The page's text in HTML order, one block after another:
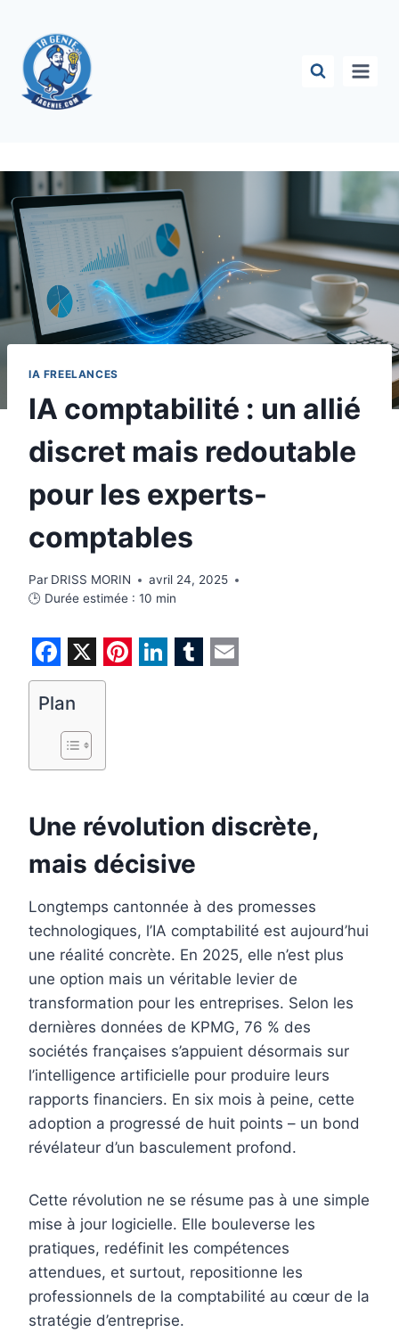
contenu
IA FREELANCES
IA comptabilité : un allié
discret mais redoutable
pour les experts-
comptables
Par DRISS MORIN
avril 24, 2025
🕒 Durée estimée : 10 min
F
a
e
o
o
k
X P
t
r
e
s
t
d
I
n
r
Plan
Une révolution discrète,
mais décisive
Longtemps cantonnée à des promesses
technologiques, l’IA comptabilité est aujourd’hui
une réalité concrète. En 2025, elle n’est plus
une option mais un véritable levier de
transformation pour les entreprises. Selon les
dernières données de KPMG, 76 % des
sociétés françaises s’appuient désormais sur
l’intelligence artificielle pour produire leurs
rapports financiers. En six mois à peine, cette
adoption a progressé de huit points – un bond
révélateur d’un basculement profond.
Cette révolution ne se résume pas à une simple
mise à jour logicielle. Elle bouleverse les
pratiques, redéfinit les compétences
attendues, et surtout, repositionne les
professionnels de la comptabilité au cœur de la
stratégie d’entreprise.